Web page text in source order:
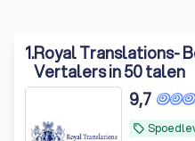
1.Royal Translations-
Vertalers in 50 talen
local_offer
9,7